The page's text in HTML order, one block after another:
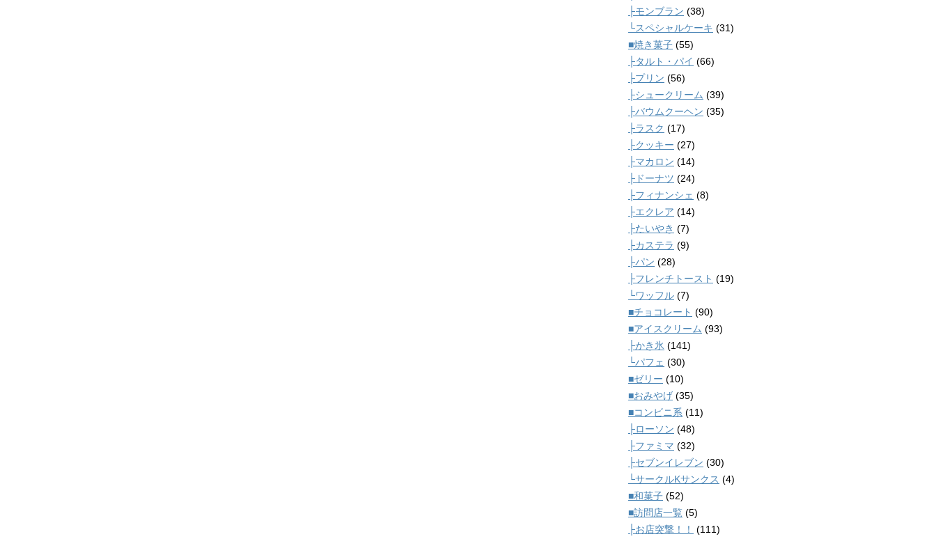
├モンブラン (38)
└スペシャルケーキ (31)
■焼き菓子 (55)
├タルト・パイ (66)
├プリン (56)
├シュークリーム (39)
├バウムクーヘン (35)
├ラスク (17)
├クッキー (27)
├マカロン (14)
├ドーナツ (24)
├フィナンシェ (8)
├エクレア (14)
├たいやき (7)
├カステラ (9)
├パン (28)
├フレンチトースト (19)
└ワッフル (7)
■チョコレート (90)
■アイスクリーム (93)
├かき氷 (141)
└パフェ (30)
■ゼリー (10)
■おみやげ (35)
■コンビニ系 (11)
├ローソン (48)
├ファミマ (32)
├セブンイレブン (30)
└サークルKサンクス (4)
■和菓子 (52)
■訪問店一覧 (5)
├お店突撃！！
(111)